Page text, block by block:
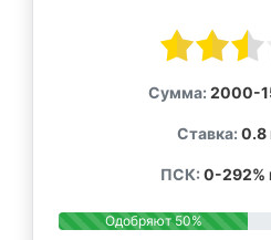
Сумма: 2000-
Ставка: 0.8
ПСК: 0-292%
Одобряют 50%